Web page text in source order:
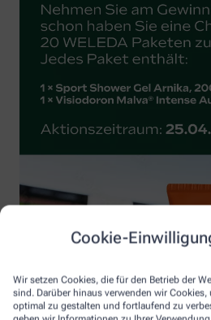
Cookie-
Wir setzen Cookies, die für den Betrieb der
sind. Darüber hinaus verwenden wir Cookies,
optimal zu gestalten und fortlaufend zu